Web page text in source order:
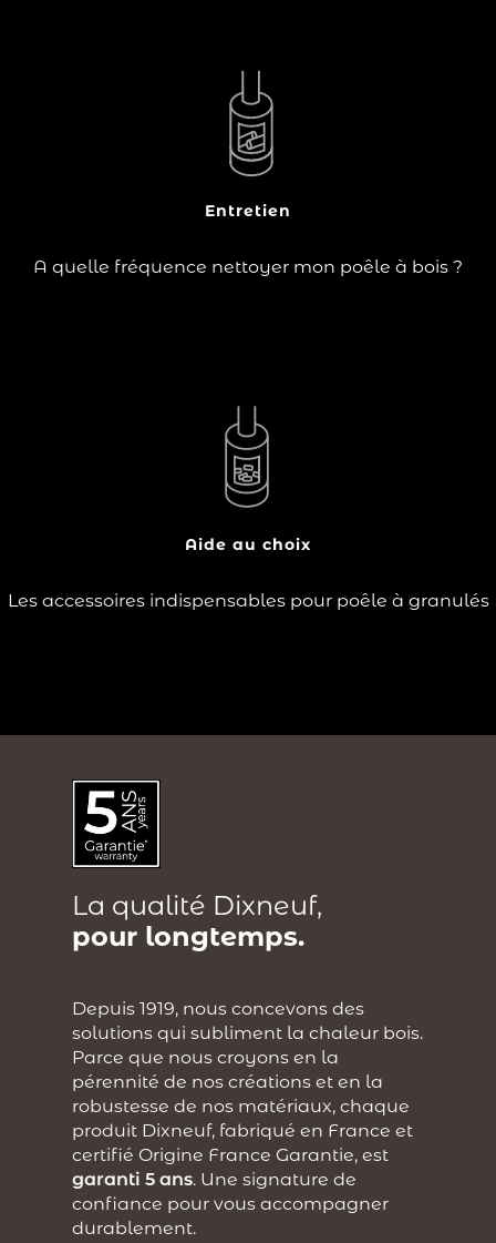
Entretien
A quelle fréquence nettoyer mon poêle à bois ?
Pour éviter une mauvaise combustion, videz les
cendres tous les 3 jours environ, et nettoyez la
chambre de combustion chaque semaine.
Lire la suite
Aide au choix
Les accessoires indispensables pour poêle à granulés
Le poêle à granulés est un mode de chauffage
économique, écologique, mais aussi esthétique. Le
choix de votre poêle à granulés se porte sur un modèle
s’accordant avec la décoration de votre intérieur, qu’il
La qualité Dixneuf,
pour longtemps.
Depuis 1919, nous concevons des
solutions qui subliment la chaleur bois.
Parce que nous croyons en la
pérennité de nos créations et en la
robustesse de nos matériaux, chaque
produit Dixneuf, fabriqué en France et
certifié Origine France Garantie, est
garanti 5 ans. Une signature de
confiance pour vous accompagner
durablement.